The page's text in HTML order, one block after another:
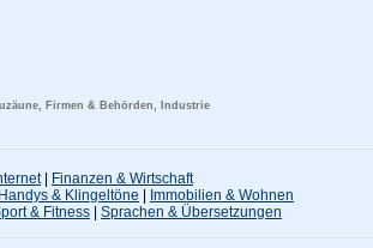
Firmen & Behörden, Industrie
|
Finanzen & Wirtschaft
Handys & Klingeltöne
Immobilien & Wohnen
& Fitness
Sprachen & Übersetzungen